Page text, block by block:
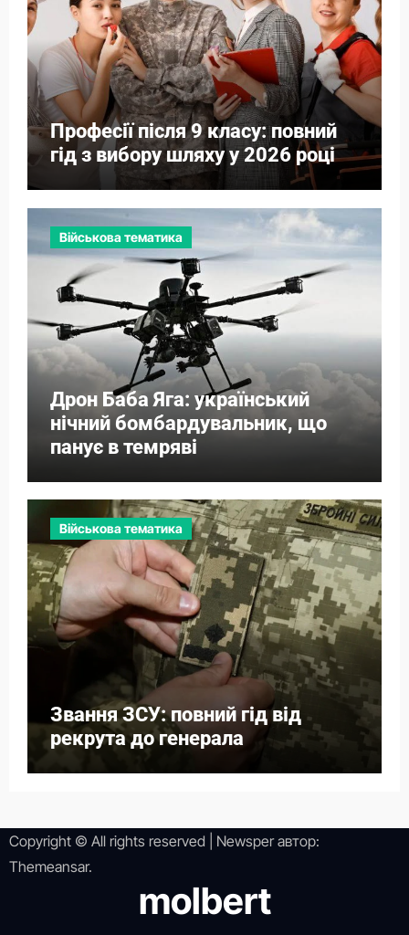
Професії після 9 класу: повний
гід з вибору шляху у 2026 році
Військова тематика
Дрон Баба Яга: український
нічний бомбардувальник, що
панує в темряві
Військова тематика
Звання ЗСУ: повний гід від
рекрута до генерала
Copyright © All rights reserved Newsperавтор:
Themeansar.
molbert